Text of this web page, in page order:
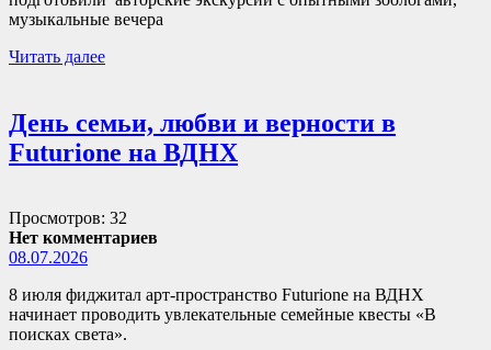
музыкальные вечера
Читать далее
День семьи, любви и верности в
Futurione на ВДНХ
Просмотров: 32
Нет комментариев
08.07.2026
8 июля фиджитал арт-пространство Futurione на ВДНХ
начинает проводить увлекательные семейные квесты «В
поисках света».